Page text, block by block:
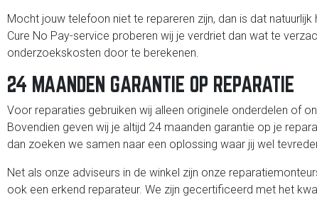
Mocht jouw telefoon niet te repareren zijn, dan is dat
Cure No Pay-service proberen wij je verdriet dan wat te
onderzoekskosten door te berekenen.
24 MAANDEN GARANTIE OP REPARATIE
Voor reparaties gebruiken wij alleen originele onderdelen of
Bovendien geven wij je altijd 24 maanden garantie op je
dan zoeken we samen naar een oplossing waar jij wel
Net als onze adviseurs in de winkel zijn onze
ook een erkend reparateur. We zijn gecertificeerd met het